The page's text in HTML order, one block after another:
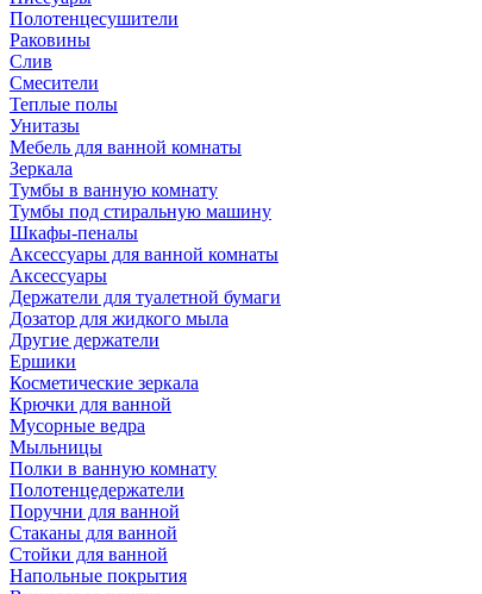
Полотенцесушители
Раковины
Слив
Смесители
Теплые полы
Унитазы
Мебель для ванной комнаты
Зеркала
Тумбы в ванную комнату
Тумбы под стиральную машину
Шкафы-пеналы
Аксессуары для ванной комнаты
Аксессуары
Держатели для туалетной бумаги
Дозатор для жидкого мыла
Другие держатели
Ершики
Косметические зеркала
Крючки для ванной
Мусорные ведра
Мыльницы
Полки в ванную комнату
Полотенцедержатели
Поручни для ванной
Стаканы для ванной
Стойки для ванной
Напольные покрытия